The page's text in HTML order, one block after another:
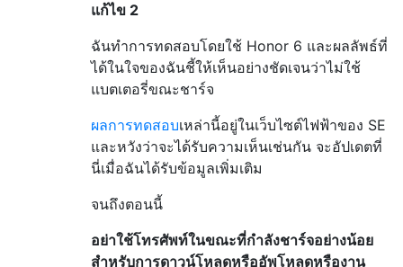
แก้ไข 2
ฉันทำการทดสอบโดยใช้ Honor 6 และผลลัพธ์ที่
ได้ในใจของฉันชี้ให้เห็นอย่างชัดเจนว่าไม่ใช้
แบตเตอรี่ขณะชาร์จ
ผลการทดสอบเหล่านี้อยู่ในเว็บไซต์ไฟฟ้าของ SE
และหวังว่าจะได้รับความเห็นเช่นกัน จะอัปเดตที่
นี่เมื่อฉันได้รับข้อมูลเพิ่มเติม
จนถึงตอนนี้
อย่าใช้โทรศัพท์ในขณะที่กำลังชาร์จอย่างน้อย
สำหรับการดาวน์โหลดหรืออัพโหลดหรืองาน